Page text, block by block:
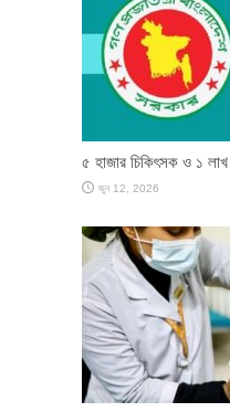
৫ হাজার চিকিৎসক ও ১ লাখ
জুন 12, 2026